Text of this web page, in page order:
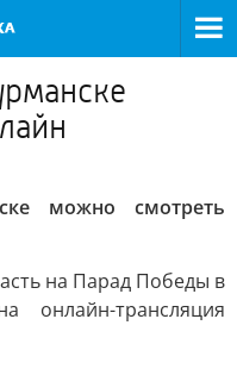
можно смотреть
на Парад Победы в
онлайн-трансляция